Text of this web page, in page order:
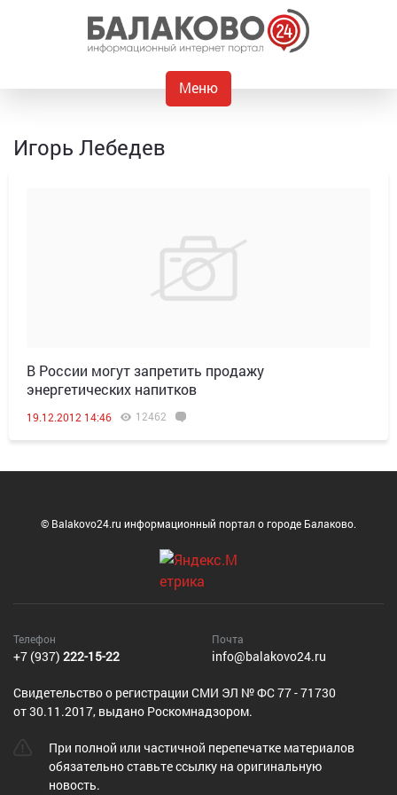
Меню
Игорь Лебедев
В России могут запретить продажу
энергетических напитков
19.12.2012 14:46 12462
© Balakovo24.ru информационный портал о городе Балаково.
Телефон
+7 (937) 222-15-22
Почта
info@balakovo24.ru
Cвидетельство о регистрации СМИ ЭЛ № ФС 77 - 71730
от 30.11.2017, выдано Роскомнадзором.
При полной или частичной перепечатке материалов
обязательно ставьте ссылку на оригинальную
новость.